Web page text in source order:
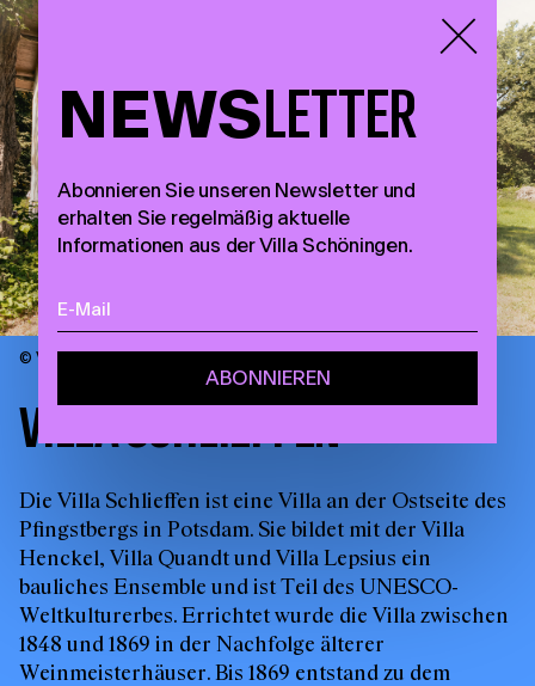
© Villa Schöningen, Foto: Aimee Shirley, 2023.
VILLA SCHLIEFFEN
Die Villa Schlieffen ist eine Villa an der Ostseite des
Pfingstbergs in Potsdam. Sie bildet mit der Villa
Henckel, Villa Quandt und Villa Lepsius ein
bauliches Ensemble und ist Teil des UNESCO-
Weltkulturerbes. Errichtet wurde die Villa zwischen
1848 und 1869 in der Nachfolge älterer
Weinmeisterhäuser. Bis 1869 entstand zu dem
NEWSLETTER
Abonnieren Sie unseren Newsletter und
erhalten Sie regelmäßig aktuelle
Informationen aus der Villa Schöningen.